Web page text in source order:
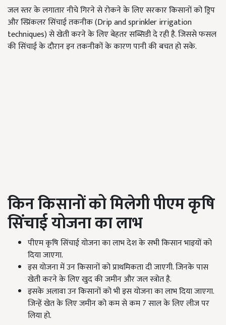
जल स्तर के लगातार नीचे गिरने से रोकने के लिए सरकार किसानों को ड्रिप
और स्प्रिंकलर सिंचाई तकनीक (Drip and sprinkler irrigation
techniques)से खेती करने के लिए बेहतर सब्सिडी दे रही है. जिससे फसल
की सिंचाई के दौरान इन तकनीकों के कारण पानी की बचत हो सके.
किन किसानों को मिलेगी पीएम कृषि
सिंचाई योजना का लाभ
पीएम कृषि सिंचाई योजना का लाभ देश के सभी किसान भाइयों को
दिया जाएगा.
इस योजना में उन किसानों को प्राथमिकता दी जाएगी. जिनके पास
खेती करने के लिए खुद की जमीन और जल स्त्रोत है.
इसके अलावा उन किसानों को भी इस योजना का लाभ दिया जाएगा.
जिन्हें खेत के लिए जमीन को कम से कम 7साल के लिए लीज पर
लिया हो.